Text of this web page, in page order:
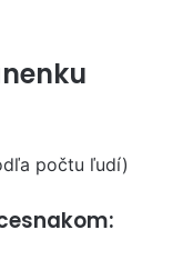
počtu ľudí)